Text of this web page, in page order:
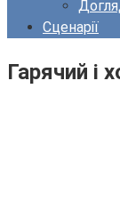
Сценарії
Гарячий і